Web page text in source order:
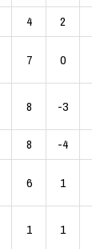
4 2
7 0
8 -3
8 -4
6 1
1 1